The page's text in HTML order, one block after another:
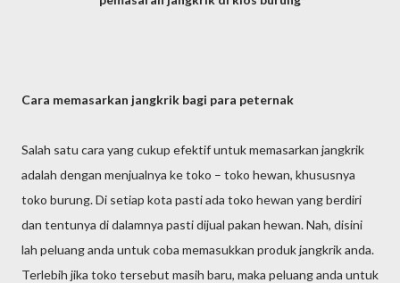
Cara memasarkan jangkrik bagi para peternak
Salah satu cara yang cukup efektif untuk memasarkan jangkrik
adalah dengan menjualnya ke toko – toko hewan, khususnya
toko burung. Di setiap kota pasti ada toko hewan yang berdiri
dan tentunya di dalamnya pasti dijual pakan hewan. Nah, disini
lah peluang anda untuk coba memasukkan produk jangkrik anda.
Terlebih jika toko tersebut masih baru, maka peluang anda untuk